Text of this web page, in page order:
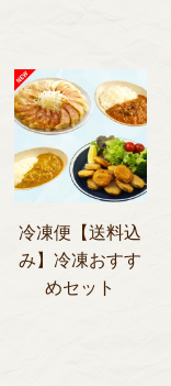
冷凍便【送料込
み】冷凍おすす
めセット